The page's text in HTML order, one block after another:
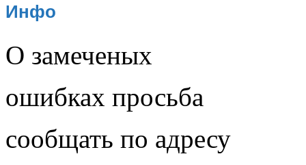
Инфо
О замеченых
ошибках просьба
сообщать по адресу